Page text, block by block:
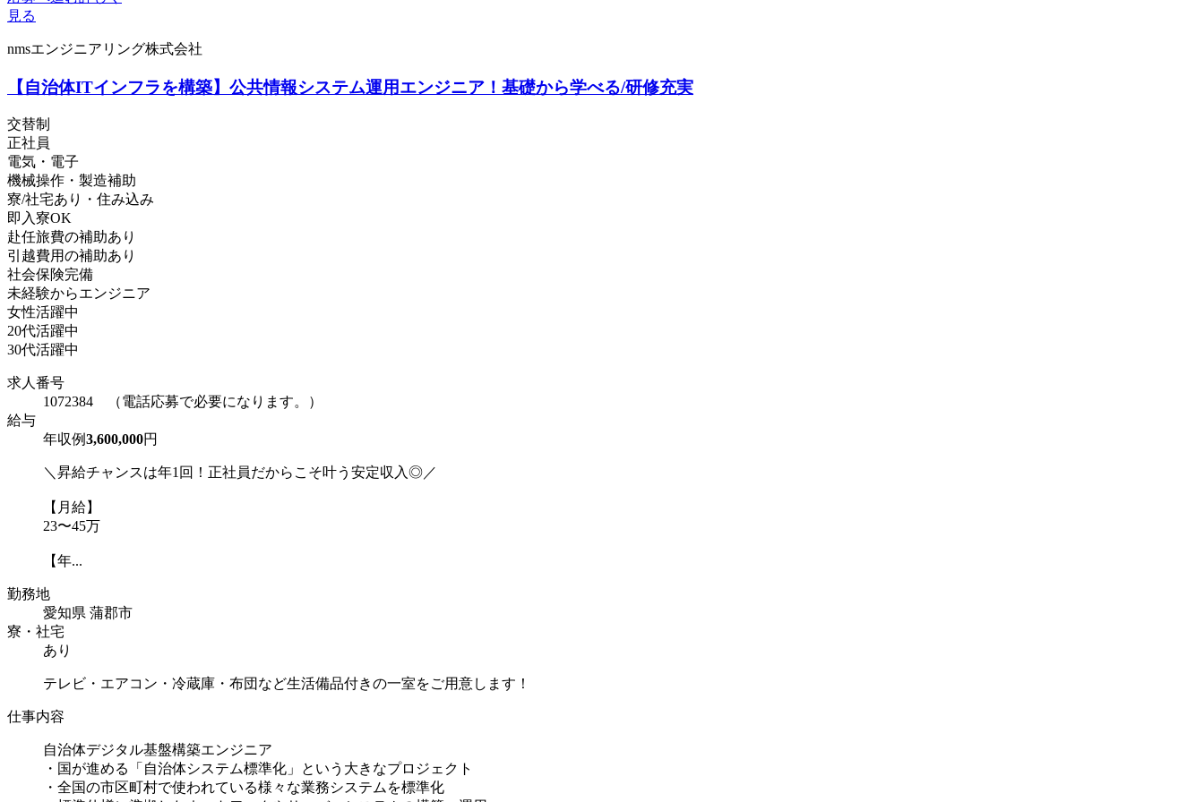
見る
nmsエンジニアリング株式会社
【自治体ITインフラを構築】公共情報システム運用エンジニア！基礎から学べる/研修充実
交替制
正社員
電気・電子
機械操作・製造補助
寮/社宅あり・住み込み
即入寮OK
赴任旅費の補助あり
引越費用の補助あり
社会保険完備
未経験からエンジニア
女性活躍中
20代活躍中
30代活躍中
求人番号
1072384 （電話応募で必要になります。）
給与
年収例3,600,000円
＼昇給チャンスは年1回！正社員だからこそ叶う安定収入◎／
【月給】
23〜45万
【年...
勤務地
愛知県 蒲郡市
寮・社宅
あり
テレビ・エアコン・冷蔵庫・布団など生活備品付きの一室をご用意します！
仕事内容
自治体デジタル基盤構築エンジニア
・国が進める「自治体システム標準化」という大きなプロジェクト
・全国の市区町村で使われている様々な業務システムを標準化